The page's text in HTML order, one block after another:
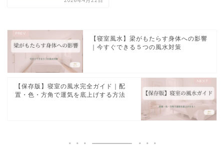
【寝室風水】梁がもたらす身体への影響
｜今すぐできる５つの風水対策
【保存版】寝室の風水完全ガイド｜配
置・色・方角で運気を底上げする方法